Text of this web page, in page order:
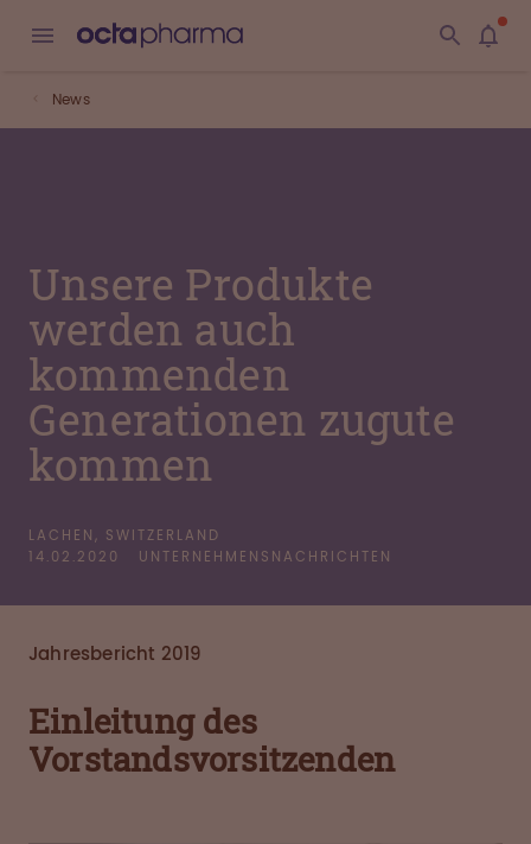
News
Unsere Produkte
werden auch
kommenden
Generationen zugute
kommen
LACHEN, SWITZERLAND
14.02.2020
UNTERNEHMENSNACHRICHTEN
Jahresbericht 2019
Einleitung des
Vorstandsvorsitzenden